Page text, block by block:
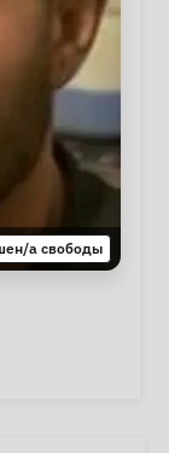
а свободы